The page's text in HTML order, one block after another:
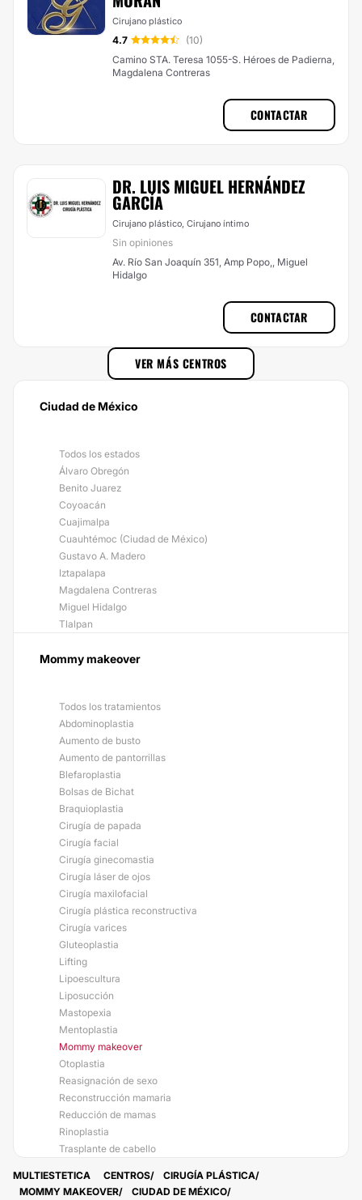
Cirujano plástico
4.7
(10)
Camino STA. Teresa 1055-S. Héroes de Padierna,
Magdalena Contreras
CONTACTAR
DR. LUIS MIGUEL HERNÁNDEZ
GARCÍA
Cirujano plástico, Cirujano íntimo
Sin opiniones
Av. Río San Joaquín 351, Amp Popo,, Miguel
Hidalgo
CONTACTAR
VER MÁS CENTROS
Ciudad de México
Todos los estados
Álvaro Obregón
Benito Juarez
Coyoacán
Cuajimalpa
Cuauhtémoc (Ciudad de México)
Gustavo A. Madero
Iztapalapa
Magdalena Contreras
Miguel Hidalgo
Tlalpan
Mommy makeover
Todos los tratamientos
Abdominoplastia
Aumento de busto
Aumento de pantorrillas
Blefaroplastia
Bolsas de Bichat
Braquioplastia
Cirugía de papada
Cirugía facial
Cirugía ginecomastia
Cirugía láser de ojos
Cirugía maxilofacial
Cirugía plástica reconstructiva
Cirugía varices
Gluteoplastia
Lifting
Lipoescultura
Liposucción
Mastopexia
Mentoplastia
Mommy makeover
Otoplastia
Reasignación de sexo
Reconstrucción mamaria
Reducción de mamas
Rinoplastia
Trasplante de cabello
MULTIESTETICA CENTROS
CIRUGÍA PLÁSTICA
MOMMY MAKEOVER
CIUDAD DE MÉXICO